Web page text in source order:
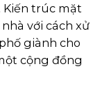
Kiến trúc mặt
với cách xử
giành cho
cộng đồng